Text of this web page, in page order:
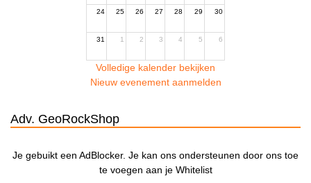
24 25 26 27 28 29 30
31 1 2 3 4 5 6
Volledige kalender bekijken
Nieuw evenement aanmelden
Adv. GeoRockShop
Je gebuikt een AdBlocker. Je kan ons ondersteunen door ons toe
te voegen aan je Whitelist